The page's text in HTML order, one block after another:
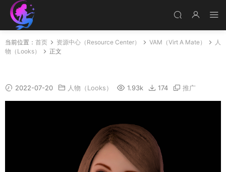
当前位置： 首页 资源中心（Resource Center） VAM（Virt A Mate）
人
物（Looks）
正文
2022-07-20 人物（Looks） 1.93k 174 推广